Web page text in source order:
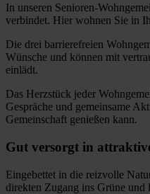
In unseren Senioren-
verbindet. Hier wohnen Sie in
Die drei barrierefreien
Wünsche und können mit
einlädt.
Das Herzstück jeder
Gespräche und gemeinsame
Gemeinschaft genießen kann.
Gut versorgt in
Eingebettet in die reizvolle
direkten Zugang ins Grüne und